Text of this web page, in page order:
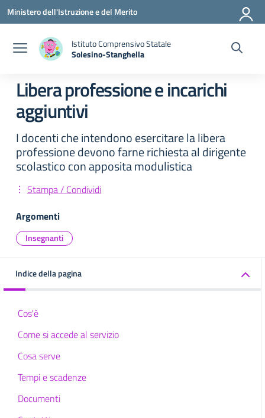
Vai ai contenuti
Vai al menu di navigazione
Vai al footer
Ministero dell'Istruzione e del Merito
Istituto Comprensivo Statale
Solesino-Stanghella
— Visita la pagina iniziale della scuola
Libera professione e incarichi
aggiuntivi
I docenti che intendono esercitare la libera
professione devono farne richiesta al dirigente
scolastico con apposita modulistica
Stampa / Condividi
Argomenti
Insegnanti
Indice della pagina
Cos'è
Come si accede al servizio
Cosa serve
Tempi e scadenze
Documenti